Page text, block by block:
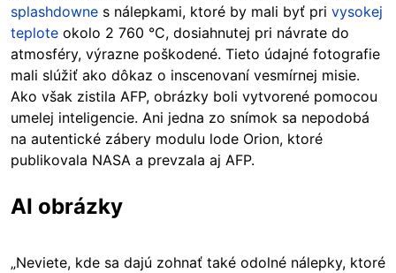
splashdowne s nálepkami, ktoré by mali byť pri vysokej
teplote okolo 2 760 °C, dosiahnutej pri návrate do
atmosféry, výrazne poškodené. Tieto údajné fotografie
mali slúžiť ako dôkaz o inscenovaní vesmírnej misie.
Ako však zistila AFP, obrázky boli vytvorené pomocou
umelej inteligencie. Ani jedna zo snímok sa nepodobá
na autentické zábery modulu lode Orion, ktoré
publikovala NASA a prevzala aj AFP.
AI obrázky
„Neviete, kde sa dajú zohnať také odolné nálepky, ktoré